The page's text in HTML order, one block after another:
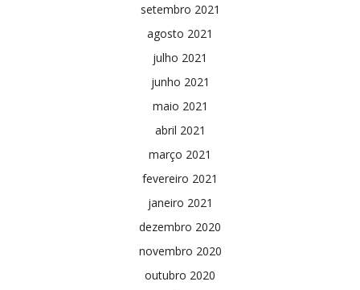
setembro 2021
agosto 2021
julho 2021
junho 2021
maio 2021
abril 2021
março 2021
fevereiro 2021
janeiro 2021
dezembro 2020
novembro 2020
outubro 2020